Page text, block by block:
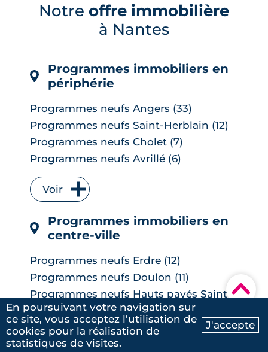
Ma recherche Contactez-nous
▾
Julien| le 23 Janvier 2025
et placette arborée. Livraison annoncée
en 2029.
LIRE L'ARTICLE
Notre offre immobilière
à Nantes
Programmes immobiliers en
périphérie
Programmes neufs Angers (33)
Programmes neufs Saint-Herblain (12)
Programmes neufs Cholet (7)
Programmes neufs Avrillé (6)
Programmes neufs La Chapelle-sur-
Erdre (6)
Programmes neufs Les Herbiers (4)
Programmes neufs Orvault (4)
Programmes neufs Saint-Sébastien-
Programmes neufs Vertou (4)
Programmes neufs Carquefou (3)
Programmes neufs Les Ponts-de-Cé (3)
Programmes neufs Rezé (3)
Programmes neufs Basse-Goulaine (2)
Voir
Programmes immobiliers en
centre-ville
Programmes neufs Erdre (12)
Programmes neufs Doulon (11)
Programmes neufs Hauts pavés Saint-
Félix (10)
Programmes neufs Saint-Donatien (6)
Programmes neufs Zola (6)
Voir
En poursuivant votre navigation sur
ce site, vous acceptez l'utilisation de
cookies pour la réalisation de
statistiques de visites.
J'accepte